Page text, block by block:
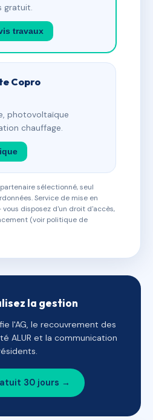
gratuit.
travaux
Copro
photovoltaïque
chauffage.
sélectionné, seul
Service de mise en
disposez d'un droit d'accès,
(voir politique de
la gestion
l'AG, le recouvrement des
ALUR et la communication
30 jours →